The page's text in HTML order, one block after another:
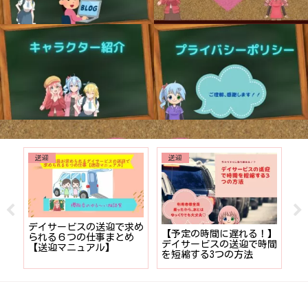
送迎
デイサービスの送迎で求め
られる６つの仕事まとめ
【送迎マニュアル】
送迎
【予定の時間に遅れる！】
デイサービスの送迎で時間
を短縮する3つの方法